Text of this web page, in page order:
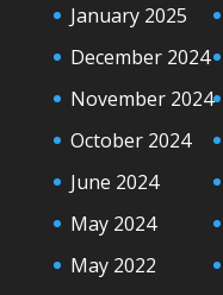
January 2025
December 2024
November 2024
October 2024
June 2024
May 2024
May 2022